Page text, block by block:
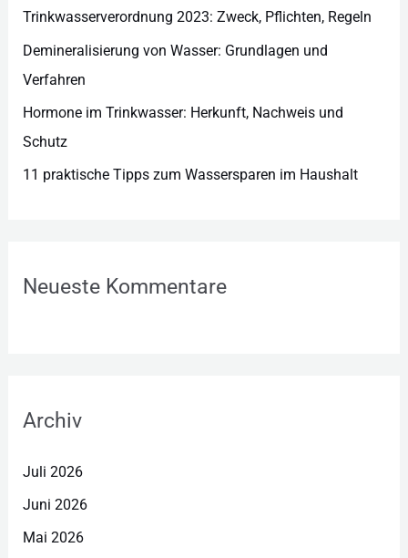
Trinkwasserverordnung 2023: Zweck, Pflichten, Regeln
Demineralisierung von Wasser: Grundlagen und
Verfahren
Hormone im Trinkwasser: Herkunft, Nachweis und
Schutz
11 praktische Tipps zum Wassersparen im Haushalt
Neueste Kommentare
Archiv
Juli 2026
Juni 2026
Mai 2026
n